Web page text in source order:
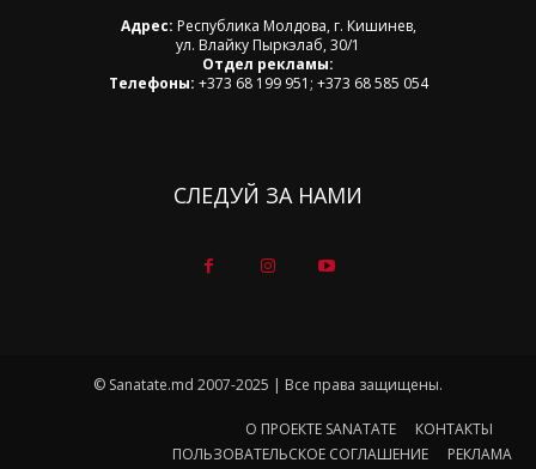
Адрес: Республика Молдова, г. Кишинев,
ул. Влайку Пыркэлаб, 30/1
Отдел рекламы:
Телефоны: +373 68 199 951; +373 68 585 054
СЛЕДУЙ ЗА НАМИ
© Sanatate.md 2007-2025 | Все права защищены.
О ПРОЕКТЕ SANATATE
КОНТАКТЫ
ПОЛЬЗОВАТЕЛЬСКОЕ СОГЛАШЕНИЕ
РЕКЛАМА